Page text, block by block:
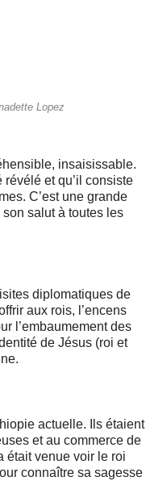
Lopez
insaisissable.
et qu’il consiste
C’est une grande
salut à toutes les
diplomatiques de
aux rois, l’encens
l’embaumement des
de Jésus (roi et
actuelle. Ils étaient
et au commerce de
était venue voir le roi
connaître sa sagesse